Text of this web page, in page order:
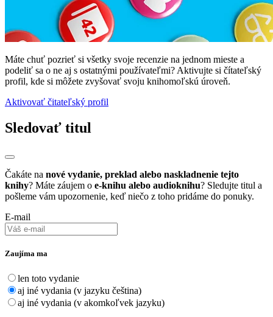
Máte chuť pozrieť si všetky svoje recenzie na jednom mieste a
podeliť sa o ne aj s ostatnými používateľmi? Aktivujte si čítateľský
profil, kde si môžete zvyšovať svoju knihomoľskú úroveň.
Aktivovať čitateľský profil
Sledovať titul
Čakáte na nové vydanie, preklad alebo naskladnenie tejto
knihy? Máte záujem o e-knihu alebo audioknihu? Sledujte titul a
pošleme vám upozornenie, keď niečo z toho pridáme do ponuky.
E-mail
Zaujíma ma
len toto vydanie
aj iné vydania (v jazyku čeština)
aj iné vydania (v akomkoľvek jazyku)